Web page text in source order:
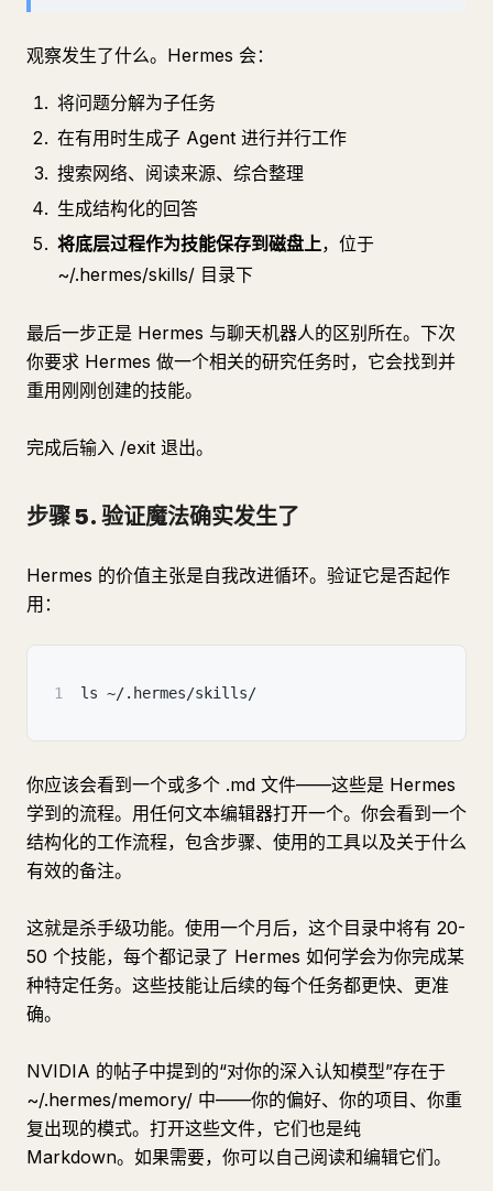
观察发生了什么。Hermes 会：
将问题分解为子任务
在有用时生成子 Agent 进行并行工作
搜索网络、阅读来源、综合整理
生成结构化的回答
将底层过程作为技能保存到磁盘上，位于
~/.hermes/skills/ 目录下
最后一步正是 Hermes 与聊天机器人的区别所在。下次
你要求 Hermes 做一个相关的研究任务时，它会找到并
重用刚刚创建的技能。
完成后输入 /exit 退出。
步骤 5. 验证魔法确实发生了
Hermes 的价值主张是自我改进循环。验证它是否起作
用：
1 ls ~/.hermes/skills/
你应该会看到一个或多个 .md 文件——这些是 Hermes
学到的流程。用任何文本编辑器打开一个。你会看到一个
结构化的工作流程，包含步骤、使用的工具以及关于什么
有效的备注。
这就是杀手级功能。使用一个月后，这个目录中将有 20-
50 个技能，每个都记录了 Hermes 如何学会为你完成某
种特定任务。这些技能让后续的每个任务都更快、更准
确。
NVIDIA 的帖子中提到的“对你的深入认知模型”存在于
~/.hermes/memory/ 中——你的偏好、你的项目、你重
复出现的模式。打开这些文件，它们也是纯
Markdown。如果需要，你可以自己阅读和编辑它们。